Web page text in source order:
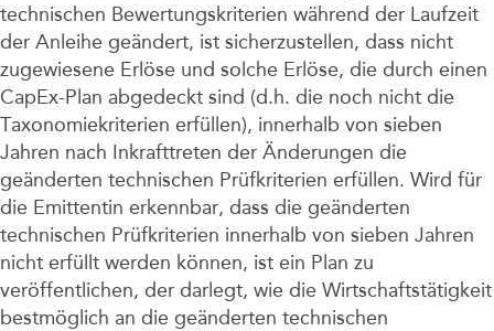
technischen Bewertungskriterien während der Laufzeit
der Anleihe geändert, ist sicherzustellen, dass nicht
zugewiesene Erlöse und solche Erlöse, die durch einen
CapEx-Plan abgedeckt sind (d.h. die noch nicht die
Taxonomiekriterien erfüllen), innerhalb von sieben
Jahren nach Inkrafttreten der Änderungen die
geänderten technischen Prüfkriterien erfüllen. Wird für
die Emittentin erkennbar, dass die geänderten
technischen Prüfkriterien innerhalb von sieben Jahren
nicht erfüllt werden können, ist ein Plan zu
veröffentlichen, der darlegt, wie die Wirtschaftstätigkeit
bestmöglich an die geänderten technischen